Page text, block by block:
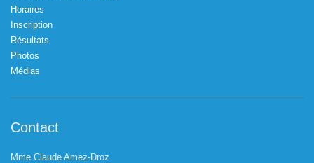
Horaires
Inscription
Résultats
Photos
Médias
Contact
Mme Claude Amez-Droz